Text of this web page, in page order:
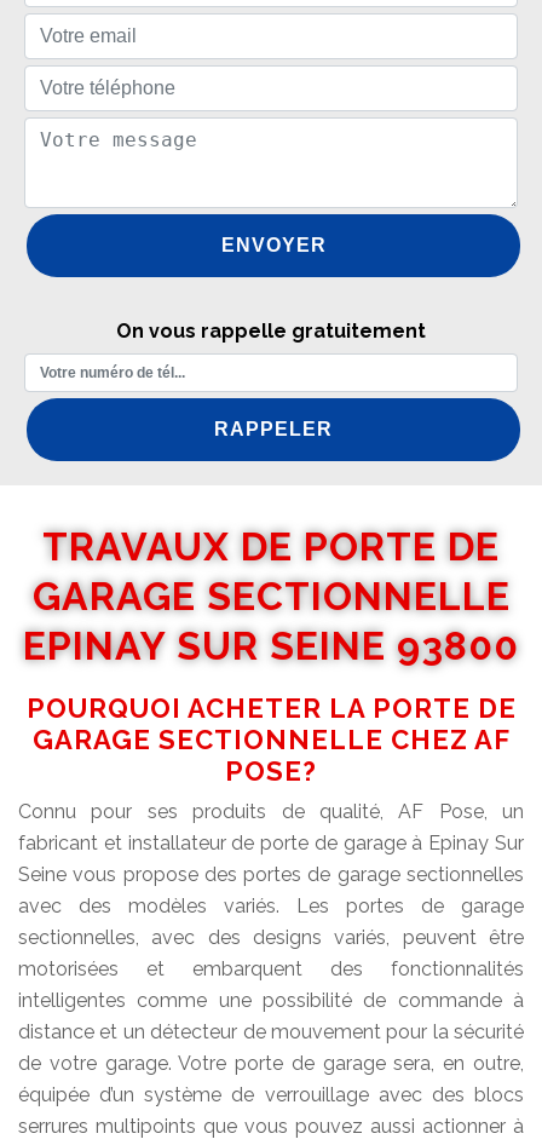
On vous rappelle gratuitement
TRAVAUX DE PORTE DE
GARAGE SECTIONNELLE
EPINAY SUR SEINE 93800
POURQUOI ACHETER LA PORTE DE
GARAGE SECTIONNELLE CHEZ AF
POSE?
Connu pour ses produits de qualité, AF Pose, un
fabricant et installateur de porte de garage à Epinay Sur
Seine vous propose des portes de garage sectionnelles
avec des modèles variés. Les portes de garage
sectionnelles, avec des designs variés, peuvent être
motorisées et embarquent des fonctionnalités
intelligentes comme une possibilité de commande à
distance et un détecteur de mouvement pour la sécurité
de votre garage. Votre porte de garage sera, en outre,
équipée d’un système de verrouillage avec des blocs
serrures multipoints que vous pouvez aussi actionner à